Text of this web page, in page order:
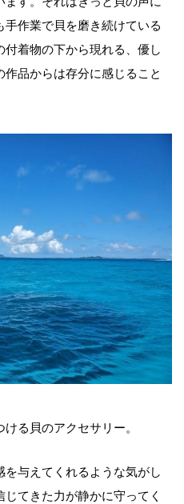
作業で貝を磨き続けている
着物の下から現れる、優し
作品からは存分に感じること
る貝のアクセサリー。
与えてくれるような気がし
てきた力が静かに守ってく